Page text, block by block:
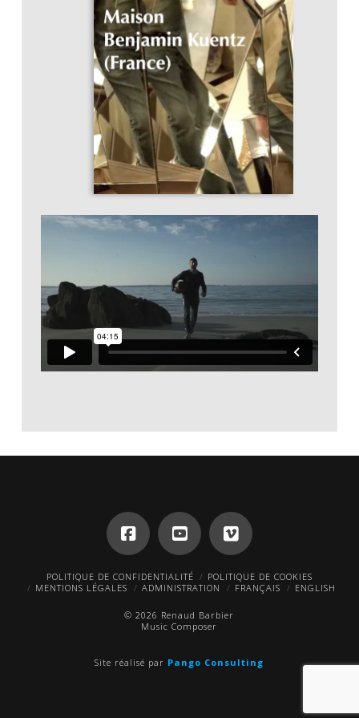
POLITIQUE DE CONFIDENTIALITÉ
POLITIQUE DE COOKIES
MENTIONS LÉGALES
ADMINISTRATION FRANÇAIS ENGLISH
© 2026 Renaud Barbier
Music Composer
Site réalisé par Pango Consulting